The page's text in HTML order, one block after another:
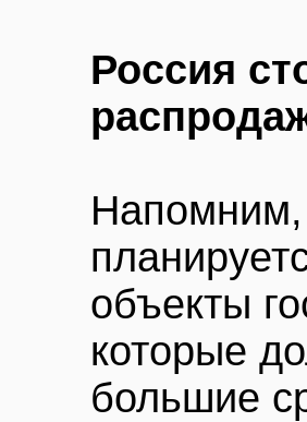
Россия
объекты
которые
большие